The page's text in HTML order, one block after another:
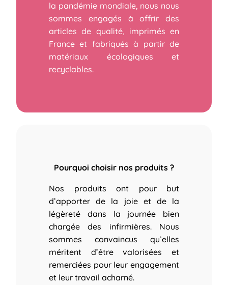
la pandémie mondiale, nous nous
sommes engagés à offrir des
articles de qualité, imprimés en
France et fabriqués à partir de
matériaux écologiques et
recyclables.
Pourquoi choisir nos produits ?
Nos produits ont pour but
d’apporter de la joie et de la
légèreté dans la journée bien
chargée des infirmières. Nous
sommes convaincus qu’elles
méritent d’être valorisées et
remerciées pour leur engagement
et leur travail acharné.